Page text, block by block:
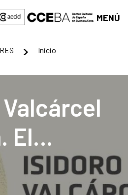
MENÚ
Inicio
El